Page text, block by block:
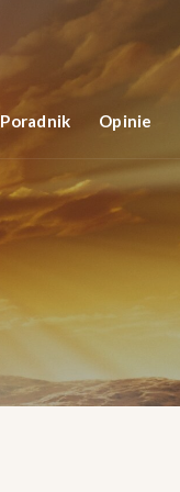
Poradnik Opinie